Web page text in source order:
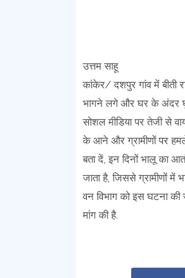
उत्तम साहू
कांकेर/ दशपुर गांव में बीती
भागने लगे और घर के अंदर घुस
सोशल मीडिया पर तेजी से
के आने और ग्रामीणों पर
बता दें, इन दिनों भालू का
जाता है, जिससे ग्रामीणों में
वन विभाग को इस घटना की
मांग की है.